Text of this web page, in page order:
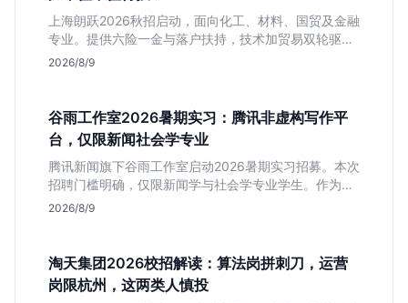
上海朗跃2026秋招启动，面向化工、材料、国贸及金融
专业。提供六险一金与落户扶持，技术加贸易双轮驱动
模式稳定性高。本文解读岗位需求与福利含金量，帮应
2026/8/9
谷雨工作室2026暑期实习：腾讯非虚构写作平
台，仅限新闻社会学专业
腾讯新闻旗下谷雨工作室启动2026暑期实习招募。本次
招聘门槛明确，仅限新闻学与社会学专业学生。作为深
耕非虚构写作的头部团队，该岗位提供独立发稿机会与
2026/8/9
淘天集团2026校招解读：算法岗拼刺刀，运营
岗限杭州，这两类人慎投